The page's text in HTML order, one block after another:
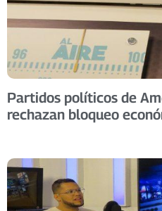
Partidos políticos de
rechazan bloqueo